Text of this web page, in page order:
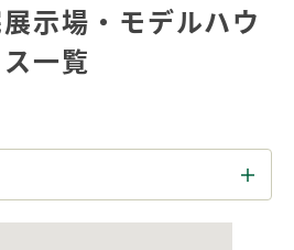
示場・モデルハウ
ス一覧